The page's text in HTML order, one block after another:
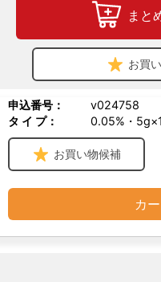
まと
お買
申込番号：
v024758
タ イ プ：
0.05%・
お買い物候補
カ